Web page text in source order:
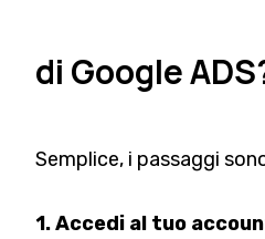
di Google
Semplice, i passaggi
1. Accedi al tuo